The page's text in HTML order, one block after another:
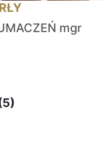
mgr